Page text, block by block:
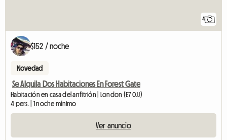
4
$152 / noche
Novedad
Se Alquila Dos Habitaciones En Forest Gate
Habitación en casa del anfitrión | London (E7 0JJ)
4 pers. | 1 noche mínimo
Ver anuncio